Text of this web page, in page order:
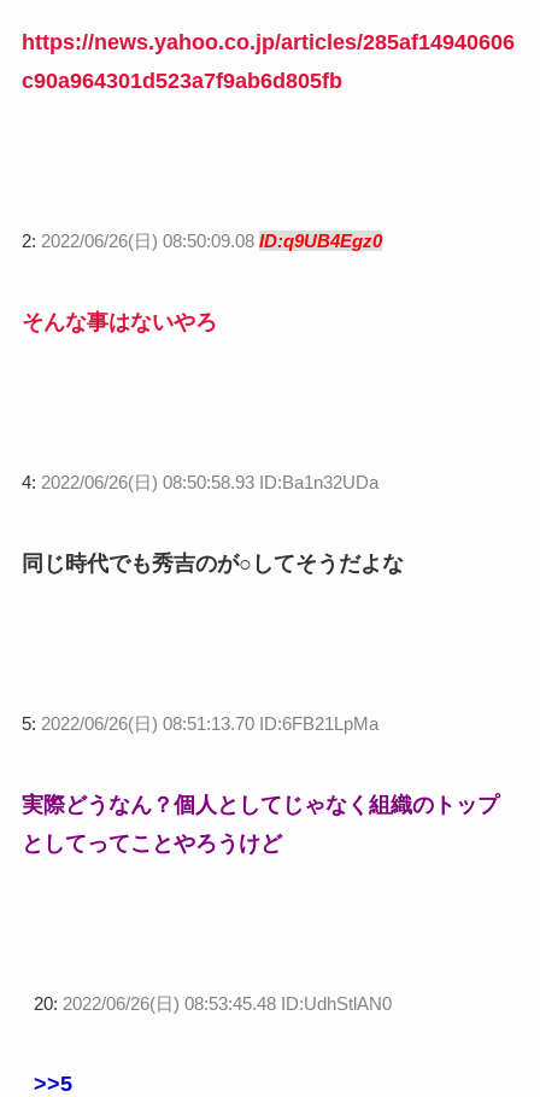
https://news.yahoo.co.jp/articles/285af14940606
c90a964301d523a7f9ab6d805fb
2: 2022/06/26(日) 08:50:09.08 ID:q9UB4Egz0
そんな事はないやろ
4: 2022/06/26(日) 08:50:58.93 ID:Ba1n32UDa
同じ時代でも秀吉のが○してそうだよな
5: 2022/06/26(日) 08:51:13.70 ID:6FB21LpMa
実際どうなん？個人としてじゃなく組織のトップ
としてってことやろうけど
20: 2022/06/26(日) 08:53:45.48 ID:UdhStlAN0
>>5